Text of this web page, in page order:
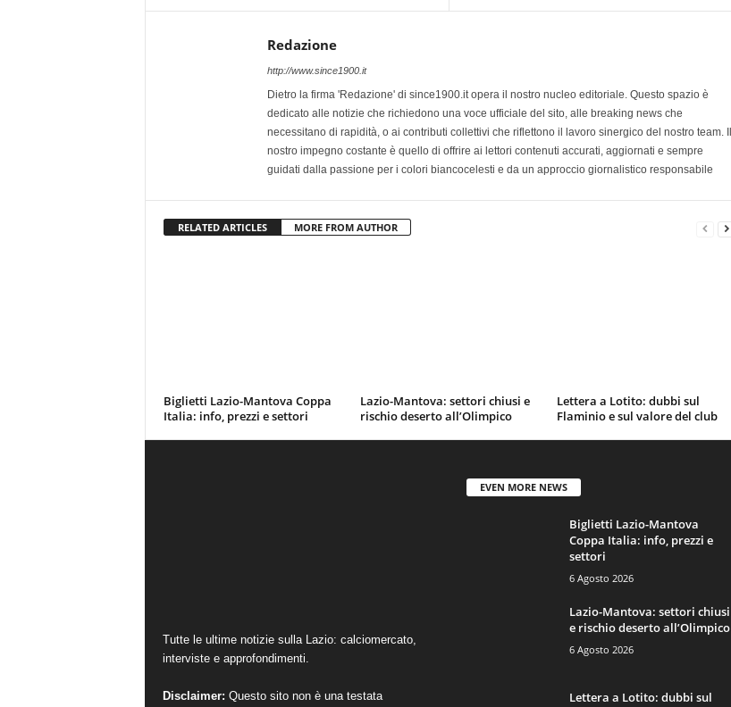
Redazione
http://www.since1900.it
Dietro la firma 'Redazione' di since1900.it opera il nostro nucleo editoriale. Questo spazio è
dedicato alle notizie che richiedono una voce ufficiale del sito, alle breaking news che
necessitano di rapidità, o ai contributi collettivi che riflettono il lavoro sinergico del nostro team. Il
nostro impegno costante è quello di offrire ai lettori contenuti accurati, aggiornati e sempre
guidati dalla passione per i colori biancocelesti e da un approccio giornalistico responsabile
RELATED ARTICLES MORE FROM AUTHOR
Biglietti Lazio-Mantova Coppa
Italia: info, prezzi e settori
Lazio-Mantova: settori chiusi e
rischio deserto all’Olimpico
Lettera a Lotito: dubbi sul
Flaminio e sul valore del club
Tutte le ultime notizie sulla Lazio: calciomercato,
interviste e approfondimenti.
Disclaimer: Questo sito non è una testata
EVEN MORE NEWS
Biglietti Lazio-Mantova
Coppa Italia: info, prezzi e
settori
6 Agosto 2026
Lazio-Mantova: settori chiusi
e rischio deserto all’Olimpico
6 Agosto 2026
Lettera a Lotito: dubbi sul